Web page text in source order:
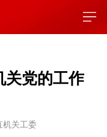
关党的工作
机关工委